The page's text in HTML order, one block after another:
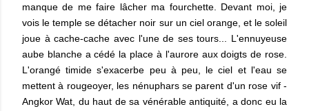
manque de me faire lâcher ma fourchette. Devant moi, je
vois le temple se détacher noir sur un ciel orange, et le soleil
joue à cache-cache avec l'une de ses tours... L'ennuyeuse
aube blanche a cédé la place à l'aurore aux doigts de rose.
L'orangé timide s'exacerbe peu à peu, le ciel et l'eau se
mettent à rougeoyer, les nénuphars se parent d'un rose vif -
Angkor Wat, du haut de sa vénérable antiquité, a donc eu la